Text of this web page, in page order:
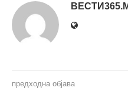
предходна објава